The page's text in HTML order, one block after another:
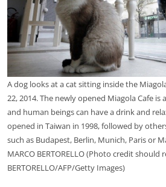
A dog looks at a cat sitting inside the
22, 2014. The newly opened Miagola Cafe is
and human beings can have a drink and
opened in Taiwan in 1998, followed by
such as Budapest, Berlin, Munich, Paris or
MARCO BERTORELLO (Photo credit should
BERTORELLO/AFP/Getty Images)